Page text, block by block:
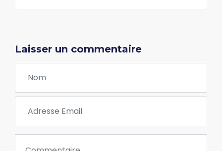
Laisser un commentaire